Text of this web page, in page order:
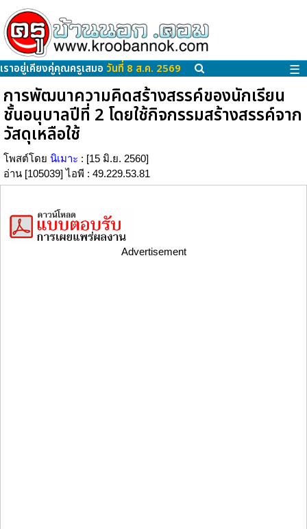
เราอยู่เคียงคู่คุณครูเสมอ วันที่ 8 ส.ค. 2569 ☰
การพัฒนาความคิดสร้างสรรค์ของนักเรียน
ชั้นอนุบาลปีที่ 2 โดยใช้กิจกรรมสร้างสรรค์จาก
วัสดุเหลือใช้
โพสต์โดย นิเมาะ : [15 มิ.ย. 2560]
อ่าน [105039] ไอพี : 49.229.53.81
Advertisement